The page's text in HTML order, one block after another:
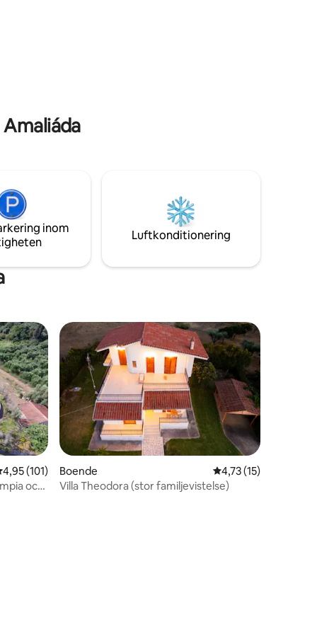
inom
Luftkonditionering
av 5 i genomsnittligt betyg, 101 omdömen
4,95 (101)
och
Boende 4,73 av 5 i
4,73 (15)
Villa Theodora (stor familjevistelse)